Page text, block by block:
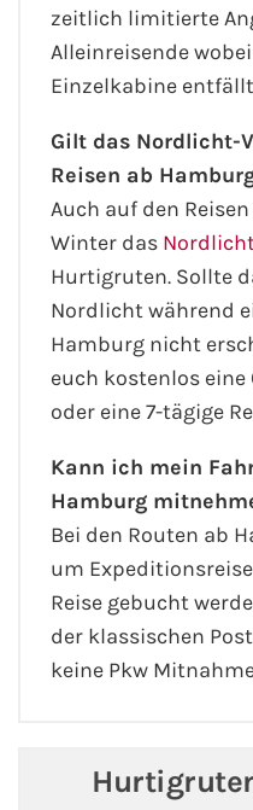
zeitlich limitierte
Alleinreisende
Einzelkabine
Gilt das Nordlicht-
Reisen ab
Auch auf den
Winter das
Hurtigruten. Sollte
Nordlicht während
Hamburg nicht
euch kostenlos
oder eine 7-tägige
Kann ich mein
Hamburg
Bei den Routen ab
um
Reise gebucht
der klassischen
keine Pkw